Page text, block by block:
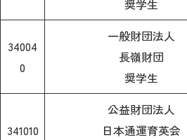
奨学生
34004
0
一般財団法人
長嶺財団
奨学生
341010
公益財団法人
日本通運育英会